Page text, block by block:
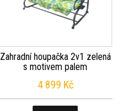
Zahradní houpačka 2v1 zelená
s motivem palem
4 899 Kč